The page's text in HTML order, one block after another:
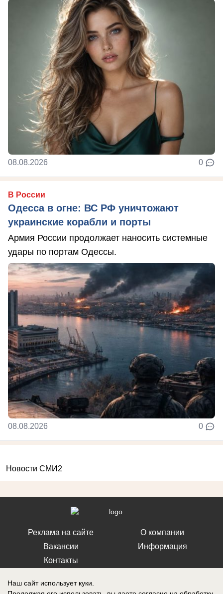
08.08.2026 0
В России
Одесса в огне: ВС РФ уничтожают
украинские корабли и порты
Армия России продолжает наносить системные
удары по портам Одессы.
08.08.2026 0
Новости СМИ2
Реклама на сайте
Вакансии
Контакты
О компании
Информация
Наш сайт использует куки.